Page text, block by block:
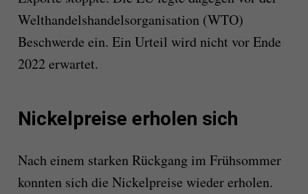
Welthandelshandelsorganisation (WTO)
Beschwerde ein. Ein Urteil wird nicht vor Ende
2022 erwartet.
Nickelpreise erholen sich
Nach einem starken Rückgang im Frühsommer
konnten sich die Nickelpreise wieder erholen.